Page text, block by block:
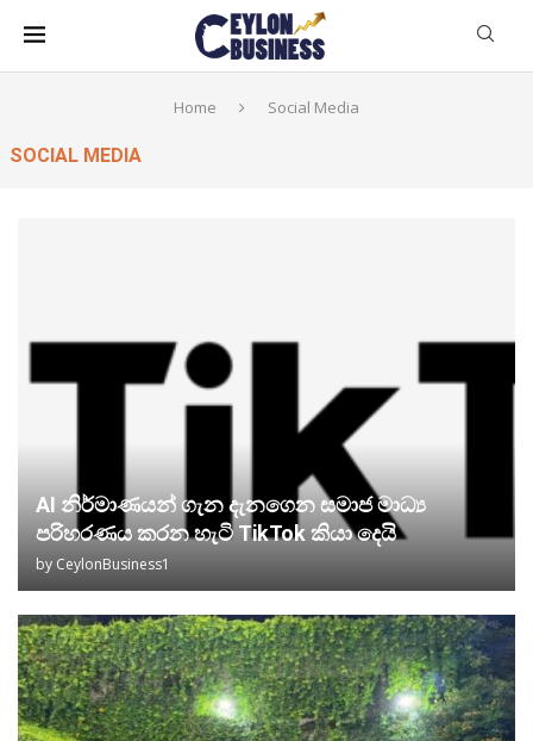
Home Social Media
SOCIAL MEDIA
AI නිර්මාණයන් ගැන දැනගෙන සමාජ මාධ්‍ය
පරිහරණය කරන හැටි TikTok කියා දෙයි
by CeylonBusiness1